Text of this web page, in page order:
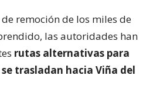
remoción de los miles de
las autoridades han
rutas alternativas para
trasladan hacia Viña del